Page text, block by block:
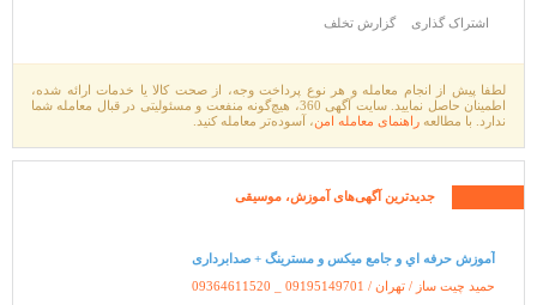
اشتراک گذاری گزارش تخلف
لطفا پیش از انجام معامله و هر نوع پرداخت وجه، از صحت کالا یا خدمات ارائه شده،
اطمینان حاصل نمایید. سایت آگهی 360، هیچ‌گونه منفعت و مسئولیتی در قبال معامله شما
ندارد. با مطالعه راهنمای معامله امن، آسوده‌تر معامله کنید.
جدیدترین آگهی‌های آموزش، موسیقی
آموزش حرفه اي و جامع ميکس و مسترينگ + صدابرداری
حمید چیت ساز / تهران / 09364611520 _ 09195149701